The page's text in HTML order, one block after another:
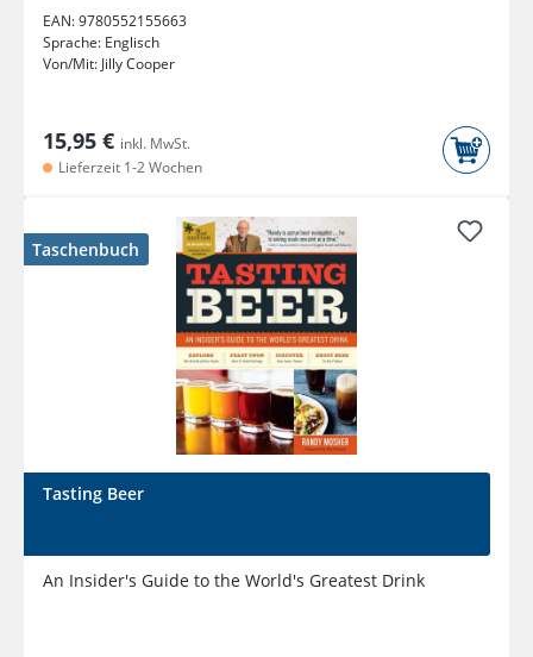
EAN:9780552155663
Sprache: Englisch
Von/Mit: Jilly Cooper
15,95 € inkl. MwSt.
Lieferzeit 1-2 Wochen
Taschenbuch
Tasting Beer
An Insider's Guide to the World's Greatest Drink